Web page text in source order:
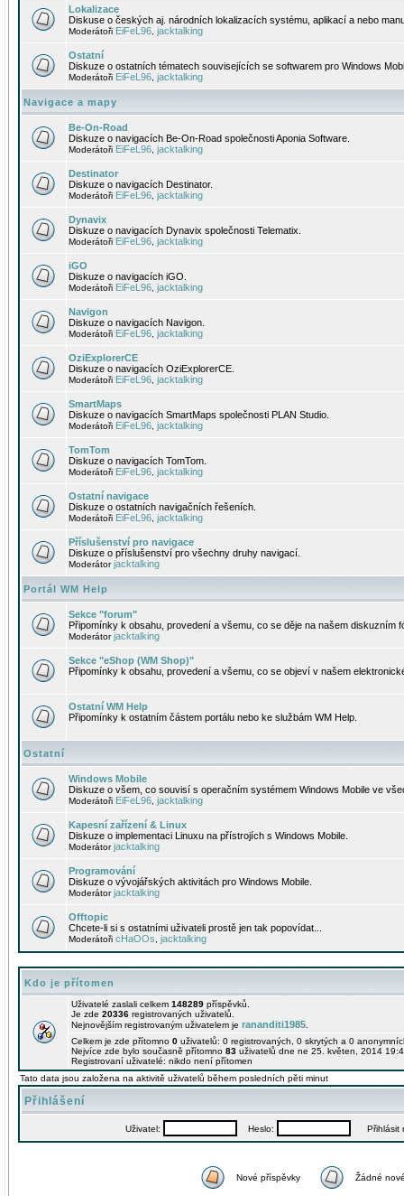
Lokalizace
Diskuse o českých aj. národních lokalizacích systému, aplikací a nebo
Moderátoři EiFeL96 jacktalking
Ostatní
Diskuze o ostatních tématech souvisejících se softwarem pro Windows
Moderátoři EiFeL96 jacktalking
Navigace a mapy
Be-On-Road
Diskuze o navigacích Be-On-Road společnosti Aponia Software.
Moderátoři EiFeL96 jacktalking
Destinator
Diskuze o navigacích Destinator.
Moderátoři EiFeL96 jacktalking
Dynavix
Diskuze o navigacích Dynavix společnosti Telematix.
Moderátoři EiFeL96 jacktalking
iGO
Diskuze o navigacích iGO.
Moderátoři EiFeL96 jacktalking
Navigon
Diskuze o navigacích Navigon.
Moderátoři EiFeL96 jacktalking
OziExplorerCE
Diskuze o navigacích OziExplorerCE.
Moderátoři EiFeL96 jacktalking
SmartMaps
Diskuze o navigacích SmartMaps společnosti PLAN Studio.
Moderátoři EiFeL96 jacktalking
TomTom
Diskuze o navigacích TomTom.
Moderátoři EiFeL96 jacktalking
Ostatní navigace
Diskuze o ostatních navigačních řešeních.
Moderátoři EiFeL96 jacktalking
Příslušenství pro navigace
Diskuze o příslušenství pro všechny druhy navigací.
Moderátorjacktalking
Portál WM Help
Sekce "forum"
Připomínky k obsahu, provedení a všemu, co se děje na našem diskuzním
Moderátorjacktalking
Sekce "eShop (WM Shop)"
Připomínky k obsahu, provedení a všemu, co se objeví v našem
Ostatní WM Help
Připomínky k ostatním částem portálu nebo ke službám WM Help.
Ostatní
Windows Mobile
Diskuze o všem, co souvisí s operačním systémem Windows Mobile ve
Moderátoři EiFeL96 jacktalking
Kapesní zařízení & Linux
Diskuze o implementaci Linuxu na přístrojích s Windows Mobile.
Moderátorjacktalking
Programování
Diskuze o vývojářských aktivitách pro Windows Mobile.
Moderátorjacktalking
Offtopic
Chcete-li si s ostatními uživateli prostě jen tak popovídat...
Moderátoři cHaOOs jacktalking
Kdo je přítomen
Uživatelé zaslali celkem 148289 příspěvků.
Je zde 20336 registrovaných uživatelů.
Nejnovějším registrovaným uživatelem je rananditi1985
Celkem je zde přítomno 0 uživatelů: 0 registrovaných, 0 skrytých a 0
Nejvíce zde bylo současně přítomno 83 uživatelů dne ne 25. květen, 2014
Registrovaní uživatelé: nikdo není přítomen
Tato data jsou založena na aktivitě uživatelů během posledních pěti minut
Přihlášení
Uživatel: Heslo: Přihlásit
Nové příspěvky Žádné